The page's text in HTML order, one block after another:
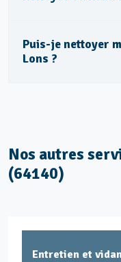
Puis-je nettoyer
Lons ?
Nos autres
(64140)
Entretien et